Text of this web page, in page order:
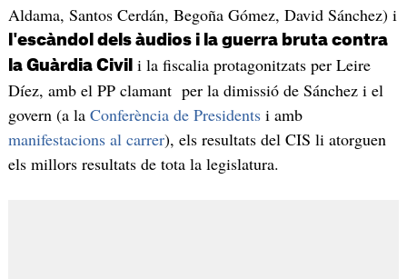
Aldama, Santos Cerdán, Begoña Gómez, David Sánchez) i
l'escàndol dels àudios i la guerra bruta contra
la Guàrdia Civil i la fiscalia protagonitzats per Leire
Díez, amb el PP clamant per la dimissió de Sánchez i el
govern (a la Conferència de Presidentsi amb
manifestacions al carrer), els resultats del CIS li atorguen
els millors resultats de tota la legislatura.